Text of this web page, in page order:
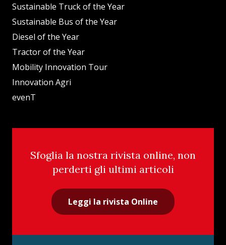
Sustainable Truck of the Year
Sustainable Bus of the Year
Diesel of the Year
Tractor of the Year
Mobility Innovation Tour
Innovation Agri
evenT
Sfoglia la nostra rivista online, non
perderti gli ultimi articoli
Leggi la rivista Online